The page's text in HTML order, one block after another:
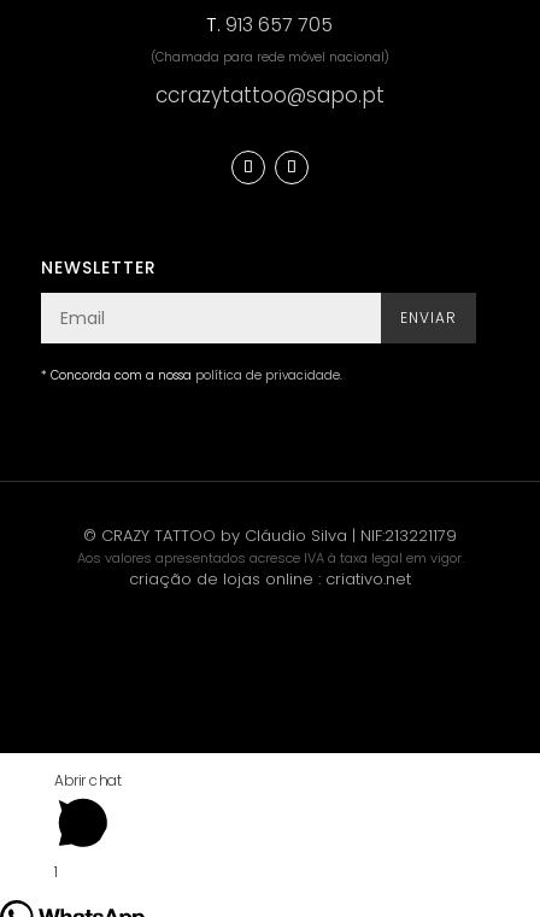
T.913 657 705
(Chamada para rede móvel nacional)
ccrazytattoo@sapo.pt
NEWSLETTER
ENVIAR
* Concorda com a nossa política de privacidade.
© CRAZY TATTOO by Cláudio Silva | NIF:213221179
Aos valores apresentados acresce IVA à taxa legal em vigor.
criação de lojas online : criativo.net
Abrir chat
1